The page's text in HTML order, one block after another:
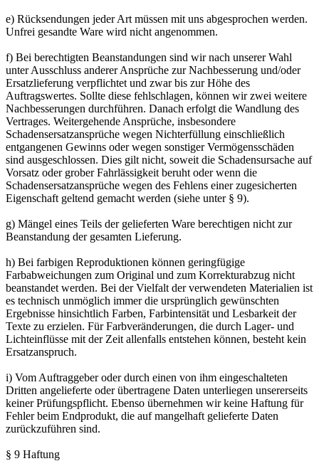
e) Rücksendungen jeder Art müssen mit uns abgesprochen werden.
Unfrei gesandte Ware wird nicht angenommen.
f) Bei berechtigten Beanstandungen sind wir nach unserer Wahl
unter Ausschluss anderer Ansprüche zur Nachbesserung und/oder
Ersatzlieferung verpflichtet und zwar bis zur Höhe des
Auftragswertes. Sollte diese fehlschlagen, können wir zwei weitere
Nachbesserungen durchführen. Danach erfolgt die Wandlung des
Vertrages. Weitergehende Ansprüche, insbesondere
Schadensersatzansprüche wegen Nichterfüllung einschließlich
entgangenen Gewinns oder wegen sonstiger Vermögensschäden
sind ausgeschlossen. Dies gilt nicht, soweit die Schadensursache auf
Vorsatz oder grober Fahrlässigkeit beruht oder wenn die
Schadensersatzansprüche wegen des Fehlens einer zugesicherten
Eigenschaft geltend gemacht werden (siehe unter § 9).
g) Mängel eines Teils der gelieferten Ware berechtigen nicht zur
Beanstandung der gesamten Lieferung.
h) Bei farbigen Reproduktionen können geringfügige
Farbabweichungen zum Original und zum Korrekturabzug nicht
beanstandet werden. Bei der Vielfalt der verwendeten Materialien ist
es technisch unmöglich immer die ursprünglich gewünschten
Ergebnisse hinsichtlich Farben, Farbintensität und Lesbarkeit der
Texte zu erzielen. Für Farbveränderungen, die durch Lager- und
Lichteinflüsse mit der Zeit allenfalls entstehen können, besteht kein
Ersatzanspruch.
i) Vom Auftraggeber oder durch einen von ihm eingeschalteten
Dritten angelieferte oder übertragene Daten unterliegen unsererseits
keiner Prüfungspflicht. Ebenso übernehmen wir keine Haftung für
Fehler beim Endprodukt, die auf mangelhaft gelieferte Daten
zurückzuführen sind.
§ 9 Haftung